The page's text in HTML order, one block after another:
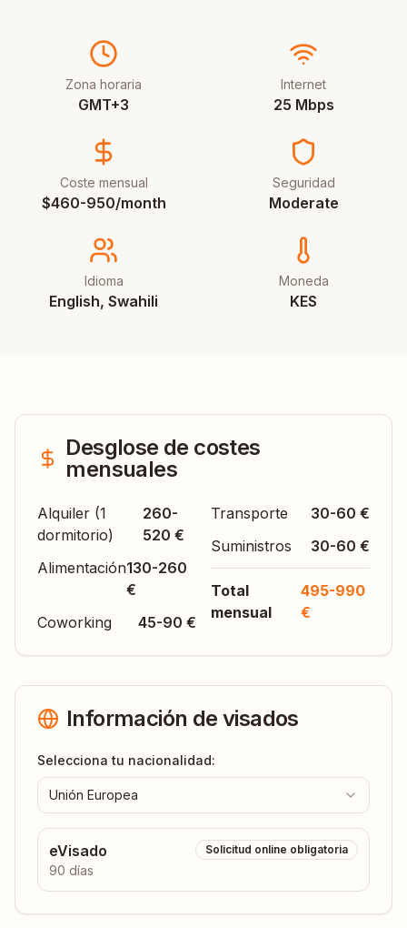
Zona horaria
GMT+3
Internet
25 Mbps
Coste mensual
$460-950/month
Seguridad
Moderate
Idioma
English, Swahili
Moneda
KES
Desglose de costes
mensuales
Alquiler (1
dormitorio)
260-
520 €
Alimentación130-260
€
Coworking
45-90 €
Transporte
30-60 €
Suministros
30-60 €
Total
mensual
495-990
€
Información de visados
Selecciona tu nacionalidad:
Unión Europea
eVisado
90 días
Solicitud online obligatoria